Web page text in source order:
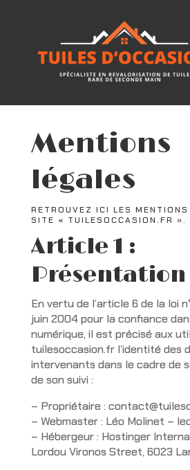
Mentions
légales
RETROUVEZ ICI LES MENTIONS
SITE « TUILESOCCASION.FR ».
Article 1 :
En vertu de l’article 6 de la loi
juin 2004 pour la confiance
numérique, il est précisé aux
tuilesoccasion.fr l’identité des
intervenants dans le cadre de
de son suivi :
– Propriétaire :
– Webmaster : Léo Molinet –
– Hébergeur : Hostinger
Lordou Vironos Street, 6023